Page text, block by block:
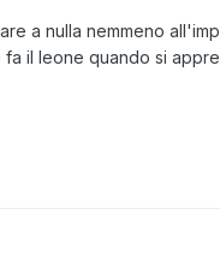
a nulla nemmeno
il leone quando si